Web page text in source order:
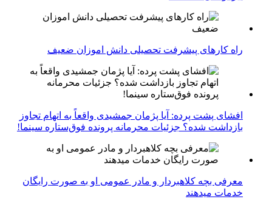
راه کارهای پیشرفت تحصیلی دانش اموزان ضعیف
افشای پشت پرده: آیا پژمان جمشیدی واقعاً به اتهام تجاوز
بازداشت شده؟ جزئیات محرمانه پرونده فوق‌ستاره سینما!
معرفی بچه کلاهبردار و مادر عمومی او به صورت رایگان
خدمات میدهند